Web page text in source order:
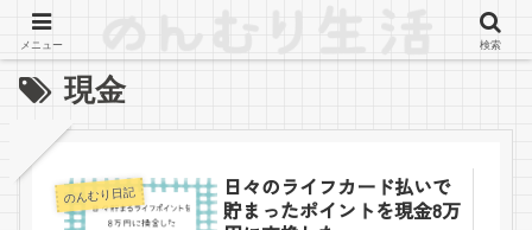
現金
のんむり日記
日々のライフカード払いで
貯まったポイントを現金8万
メニュー 検索